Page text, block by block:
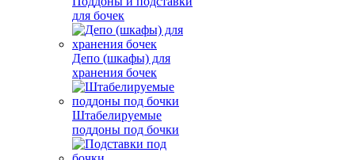
для бочек
Депо (шкафы) для
хранения бочек
Штабелируемые
поддоны под бочки